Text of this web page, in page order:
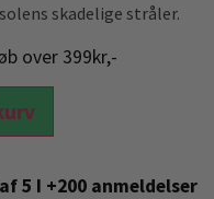
skadelige stråler.
over 399kr,-
5 I +200 anmeldelser